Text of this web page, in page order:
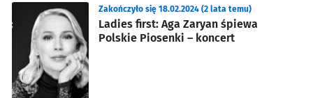
Ladies first: Aga Zaryan śpiewa
Polskie Piosenki – koncert
Zakończyło się 18.02.2024 (2 lata temu)